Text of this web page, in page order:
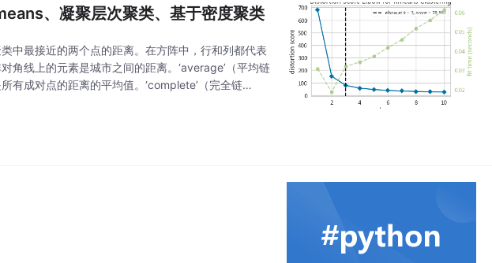
、凝聚层次聚类、基于密度聚类
中最接近的两个点的距离。在方阵中，行和列都代表
角线上的元素是城市之间的距离。‘average’（平均链
有成对点的距离的平均值。‘complete’（完全链